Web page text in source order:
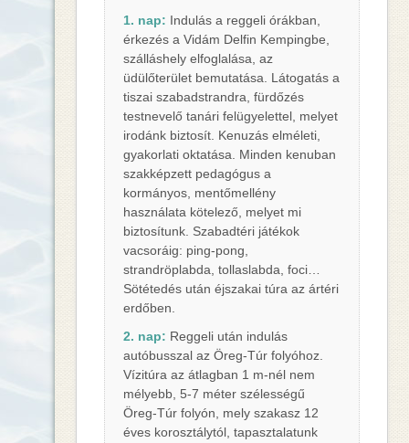
1. nap: Indulás a reggeli órákban,
érkezés a Vidám Delfin Kempingbe,
szálláshely elfoglalása, az
üdülőterület bemutatása. Látogatás a
tiszai szabadstrandra, fürdőzés
testnevelő tanári felügyelettel, melyet
irodánk biztosít. Kenuzás elméleti,
gyakorlati oktatása. Minden kenuban
szakképzett pedagógus a
kormányos, mentőmellény
használata kötelező, melyet mi
biztosítunk. Szabadtéri játékok
vacsoráig: ping-pong,
strandröplabda, tollaslabda, foci…
Sötétedés után éjszakai túra az ártéri
erdőben.
2. nap: Reggeli után indulás
autóbusszal az Öreg-Túr folyóhoz.
Vízitúra az átlagban 1 m-nél nem
mélyebb, 5-7 méter szélességű
Öreg-Túr folyón, mely szakasz 12
éves korosztálytól, tapasztalatunk